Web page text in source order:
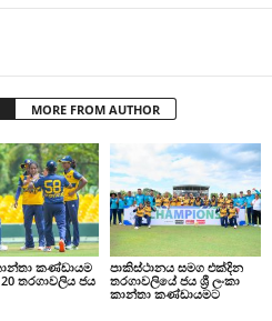
MORE FROM AUTHOR
කණ්ඩායම
තරගාවලිය ජය
පාකිස්ථානය සමග එක්දින
තරගාවලියේ ජය ශ්‍රී ලංකා
කාන්තා කණ්ඩායමට